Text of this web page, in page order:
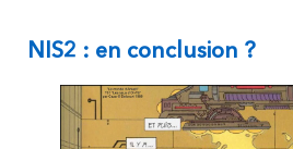
NIS2 : en conclusion ?